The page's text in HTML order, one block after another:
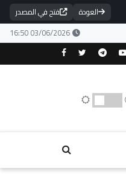
العودة فتح في المصدر
03/06/2026 16:50